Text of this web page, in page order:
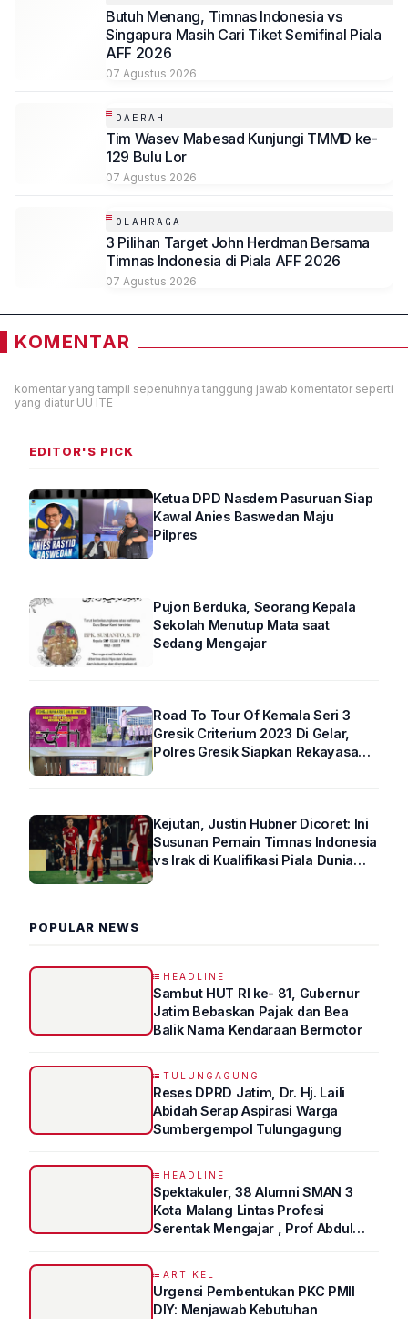
Butuh Menang, Timnas Indonesia vs
Singapura Masih Cari Tiket Semifinal Piala
AFF 2026
07 Agustus 2026
DAERAH
Tim Wasev Mabesad Kunjungi TMMD ke-
129 Bulu Lor
07 Agustus 2026
OLAHRAGA
3 Pilihan Target John Herdman Bersama
Timnas Indonesia di Piala AFF 2026
07 Agustus 2026
KOMENTAR
komentar yang tampil sepenuhnya tanggung jawab komentator seperti
yang diatur UU ITE
EDITOR'S PICK
Ketua DPD Nasdem Pasuruan Siap
Kawal Anies Baswedan Maju
Pilpres
Pujon Berduka, Seorang Kepala
Sekolah Menutup Mata saat
Sedang Mengajar
Road To Tour Of Kemala Seri 3
Gresik Criterium 2023 Di Gelar,
Polres Gresik Siapkan Rekayasa
Kejutan, Justin Hubner Dicoret: Ini
Susunan Pemain Timnas Indonesia
vs Irak di Kualifikasi Piala Dunia
POPULAR NEWS
HEADLINE
Sambut HUT RI ke- 81, Gubernur
Jatim Bebaskan Pajak dan Bea
Balik Nama Kendaraan Bermotor
TULUNGAGUNG
Reses DPRD Jatim, Dr. Hj. Laili
Abidah Serap Aspirasi Warga
Sumbergempol Tulungagung
HEADLINE
Spektakuler, 38 Alumni SMAN 3
Kota Malang Lintas Profesi
Serentak Mengajar , Prof Abdul
ARTIKEL
Urgensi Pembentukan PKC PMII
DIY: Menjawab Kebutuhan